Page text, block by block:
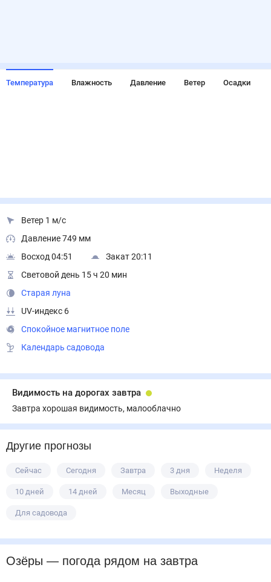
Температура Влажность Давление Ветер Осадки
Ветер 1 м/с
Давление 749 мм
Восход 04:51
Закат 20:11
Световой день 15 ч 20 мин
Старая луна
UV-индекс 6
Спокойное магнитное поле
Календарь садовода
Видимость на дорогах завтра
Завтра хорошая видимость, малооблачно
Другие прогнозы
Сейчас Сегодня Завтра 3 дня Неделя
10 дней 14 дней Месяц Выходные
Для садовода
Озёры — погода рядом на завтра